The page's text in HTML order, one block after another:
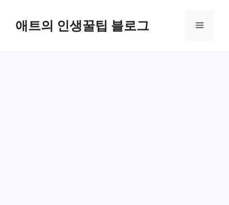
애트의 인생꿀팁 블로그 메